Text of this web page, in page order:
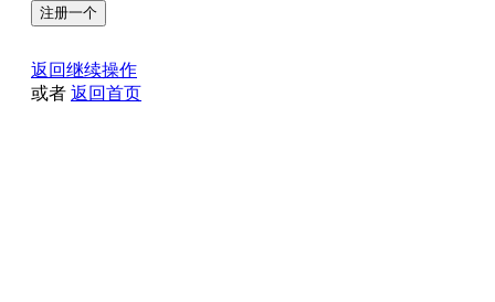
注册一个
返回继续操作
或者 返回首页